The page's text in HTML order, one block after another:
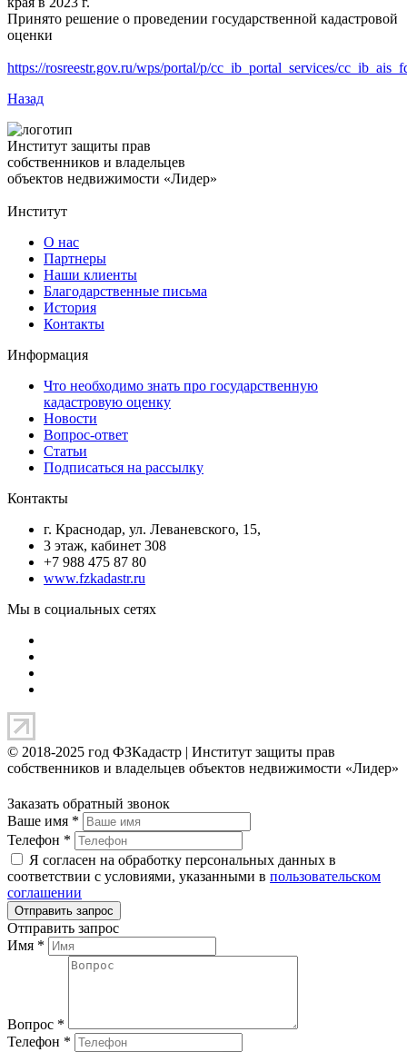
Принято решение о проведении государственной кадастровой
оценки
https://rosreestr.gov.ru/wps/portal/p/cc_ib_portal_services/
Назад
Институт защиты прав
собственников и владельцев
объектов недвижимости «Лидер»
Институт
О нас
Партнеры
Наши клиенты
Благодарственные письма
История
Контакты
Информация
Что необходимо знать про государственную
кадастровую оценку
Новости
Вопрос-ответ
Статьи
Подписаться на рассылку
Контакты
г. Краснодар, ул. Леваневского, 15,
3 этаж, кабинет 308
+7 988 475 87 80
www.fzkadastr.ru
Мы в социальных сетях
© 2018-2025 год ФЗКадастр | Институт защиты прав
собственников и владельцев объектов недвижимости «Лидер»
Заказать обратный звонок
Ваше имя *
Телефон *
Я согласен на обработку персональных данных в
соответствии с условиями, указанными в пользовательском
соглашении
Отправить запрос
Имя *
Вопрос *
Телефон *